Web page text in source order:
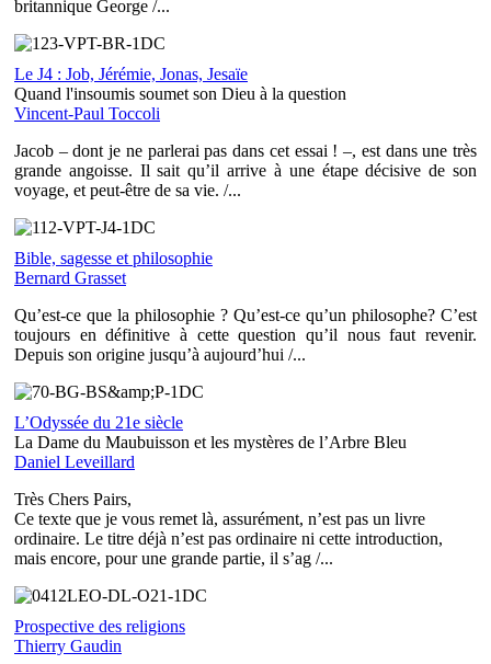
britannique George /...
Le J4 : Job, Jérémie, Jonas, Jesaïe
Quand l'insoumis soumet son Dieu à la question
Vincent-Paul Toccoli
Jacob – dont je ne parlerai pas dans cet essai ! –, est dans une très
grande angoisse. Il sait qu’il arrive à une étape décisive de son
voyage, et peut-être de sa vie. /...
Bible, sagesse et philosophie
Bernard Grasset
Qu’est-ce que la philosophie ? Qu’est-ce qu’un philosophe? C’est
toujours en définitive à cette question qu’il nous faut revenir.
Depuis son origine jusqu’à aujourd’hui /...
L’Odyssée du 21e siècle
La Dame du Maubuisson et les mystères de l’Arbre Bleu
Daniel Leveillard
Très Chers Pairs,
Ce texte que je vous remet là, assurément, n’est pas un livre
ordinaire. Le titre déjà n’est pas ordinaire ni cette introduction,
mais encore, pour une grande partie, il s’ag /...
Prospective des religions
Thierry Gaudin